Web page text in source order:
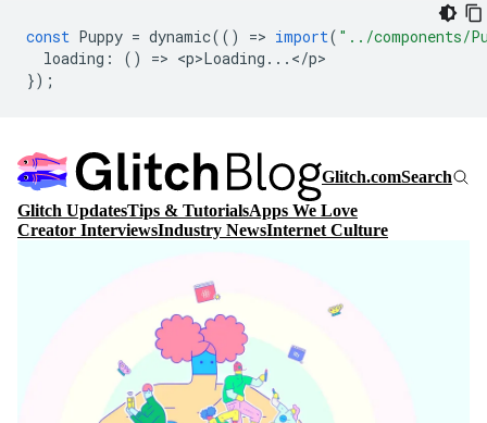
const Puppy = dynamic(() => import( "../components/
loading : () => <p>Loading ... </p
});